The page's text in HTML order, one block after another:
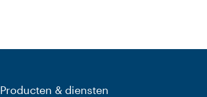
Producten & diensten